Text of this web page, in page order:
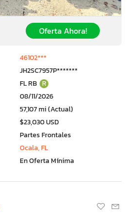
Oferta Ahora!
46102***
JH2SC7957P*******
FL RB R
08/11/2026
57,107 mi (Actual)
$23,030 USD
Partes Frontales
Ocala, FL
En Oferta Mínima